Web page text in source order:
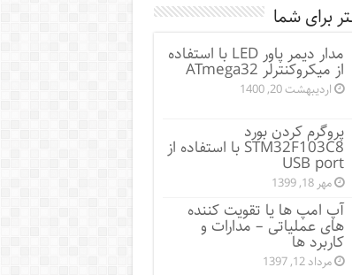
برای شما
مدار دیمر پاور LED با استفاده
از میکروکنترلر ATmega32
اردیبهشت 20, 1400
پروگرم کردن بورد
STM32F103C8 با استفاده از
USB port
مهر 18, 1399
آپ امپ ها یا تقویت کننده
های عملیاتی – مدارات و
کاربرد ها
مرداد 12, 1397